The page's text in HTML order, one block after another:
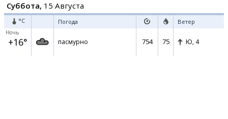
Суббота, 15 Августа
°C Погода Ветер
Ночь
+16° пасмурно 754 75 Ю, 4